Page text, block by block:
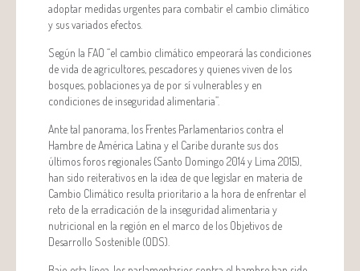
adoptar medidas urgentes para combatir el cambio climático
y sus variados efectos.
Según la FAO “el cambio climático empeorará las condiciones
de vida de agricultores, pescadores y quienes viven de los
bosques, poblaciones ya de por sí vulnerables y en
condiciones de inseguridad alimentaria”.
Ante tal panorama, los Frentes Parlamentarios contra el
Hambre de América Latina y el Caribe durante sus dos
últimos foros regionales (Santo Domingo 2014 y Lima 2015),
han sido reiterativos en la idea de que legislar en materia de
Cambio Climático resulta prioritario a la hora de enfrentar el
reto de la erradicación de la inseguridad alimentaria y
nutricional en la región en el marco de los Objetivos de
Desarrollo Sostenible (ODS).